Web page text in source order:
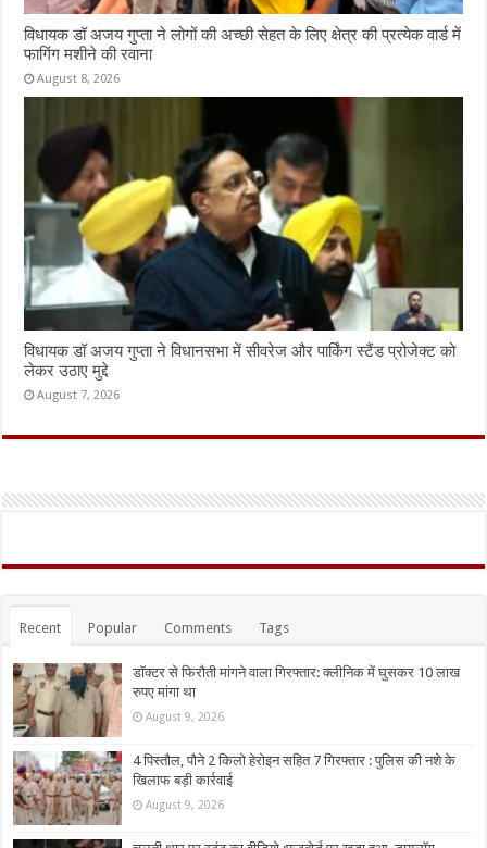
विधायक डॉ अजय गुप्ता ने लोगों की अच्छी सेहत के लिए क्षेत्र की प्रत्येक वार्ड में
फागिंग मशीने की रवाना
August 8, 2026
विधायक डॉ अजय गुप्ता ने विधानसभा में सीवरेज और पार्किंग स्टैंड प्रोजेक्ट को
लेकर उठाए मुद्दे
August 7, 2026
Recent Popular Comments Tags
डॉक्टर से फिरौती मांगने वाला गिरफ्तार: क्लीनिक में घुसकर 10 लाख
रुपए मांगा था
August 9, 2026
4 पिस्तौल, पौने 2 किलो हेरोइन सहित 7 गिरफ्तार : पुलिस की नशे के
खिलाफ बड़ी कार्रवाई
August 9, 2026